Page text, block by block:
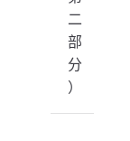
二
部
分
）